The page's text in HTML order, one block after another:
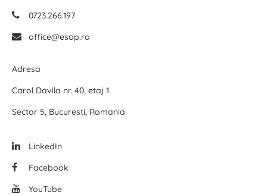
0723.266.197
office@esop.ro
Adresa
Carol Davila nr. 40, etaj 1
Sector 5, Bucuresti, Romania
LinkedIn
Facebook
YouTube